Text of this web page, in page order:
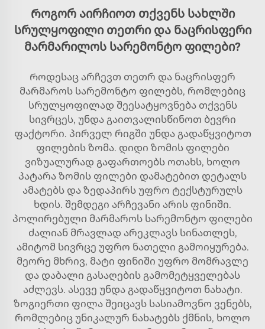
Როგორ აირჩიოთ თქვენს სახლში
სრულყოფილი თეთრი და ნაცრისფერი
მარმარილოს სარემონტო ფილები?
Როდესაც არჩევთ თეთრ და ნაცრისფერ
მარმაროს სარემონტო ფილებს, რომლებიც
სრულყოფილად შეესატყოვნება თქვენს
სივრცეს, უნდა გაითვალისწინოთ ბევრი
ფაქტორი. პირველ რიგში უნდა გადაწყვიტოთ
ფილების ზომა. დიდი ზომის ფილები
ვიზუალურად გაფართოებს ოთახს, ხოლო
პატარა ზომის ფილები დამატებით დეტალს
ამატებს და ზედაპირს უფრო ტექსტურულს
ხდის. შემდეგი არჩევანი არის ფინიში.
პოლირებული მარმაროს სარემონტო ფილები
ძალიან მრავლად არეკლავს სინათლეს,
ამიტომ სივრცე უფრო ნათელი გამოიყურება.
მეორე მხრივ, მატი ფინიში უფრო მომრავლე
და დაბალი გასაღების გამომეტყველებას
აძლევს. ასევე უნდა გადაწყვიტოთ ნახატი.
ზოგიერთი ფილა შეიცავს სასიამოვნო ვენებს,
რომლებიც უნიკალურ ნახატებს ქმნის, ხოლო